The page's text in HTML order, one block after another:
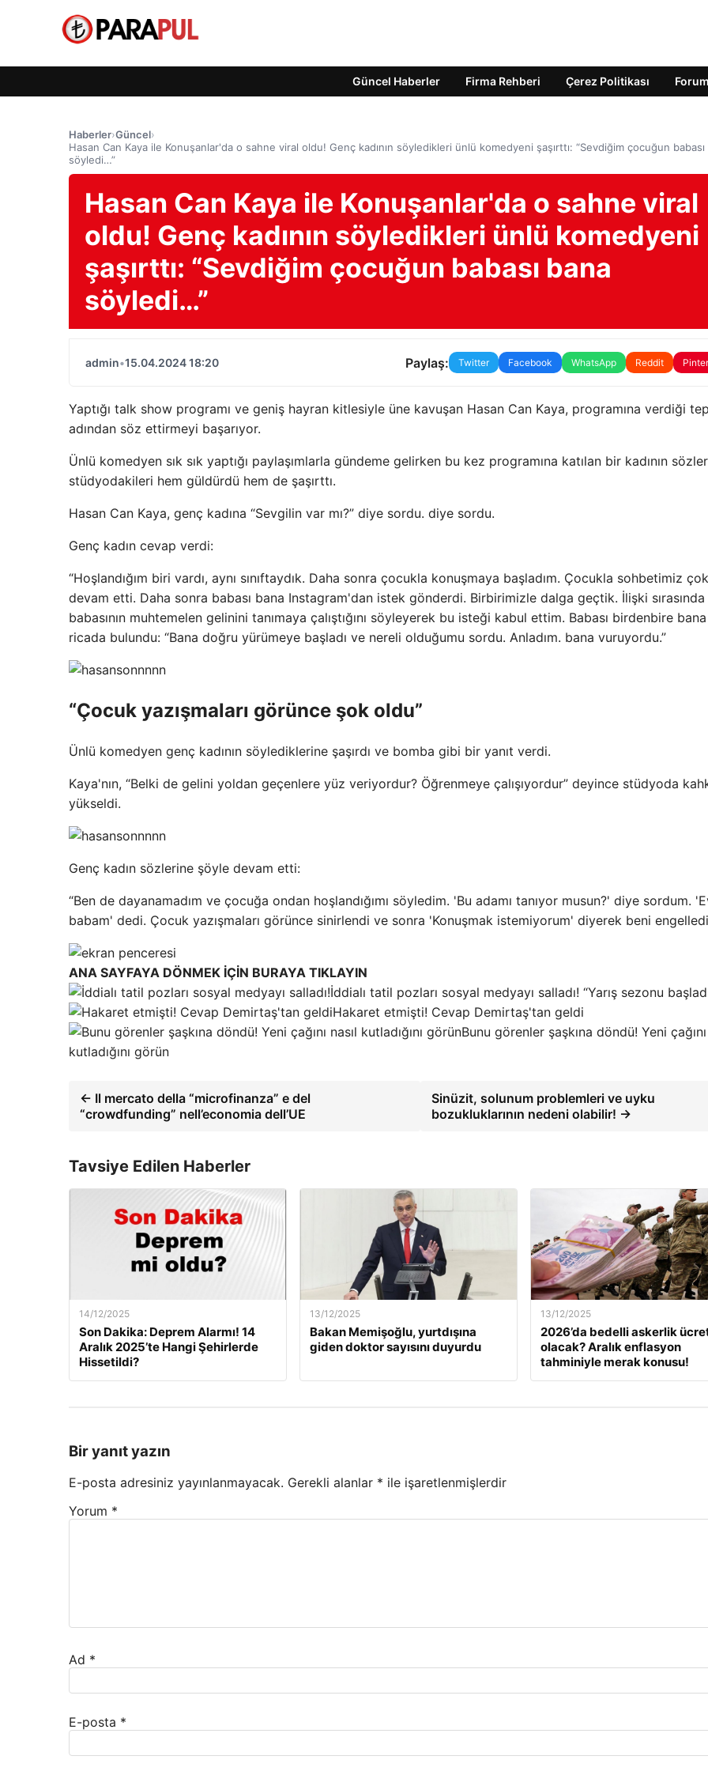
Güncel Haberler Firma Rehberi Çerez Politikası Forum
Haberler›Güncel›
Hasan Can Kaya ile Konuşanlar'da o sahne viral oldu! Genç kadının söyledikleri ünlü komedyeni şaşırttı: “Sevdiğim çocuğun babası
söyledi…”
Hasan Can Kaya ile Konuşanlar'da o sahne viral
oldu! Genç kadının söyledikleri ünlü komedyeni
şaşırttı: “Sevdiğim çocuğun babası bana
söyledi…”
admin•15.04.2024 18:20 Paylaş: Twitter Facebook WhatsApp Reddit
Yaptığı talk show programı ve geniş hayran kitlesiyle üne kavuşan Hasan Can Kaya, programına verdiği
adından söz ettirmeyi başarıyor.
Ünlü komedyen sık sık yaptığı paylaşımlarla gündeme gelirken bu kez programına katılan bir kadının
stüdyodakileri hem güldürdü hem de şaşırttı.
Hasan Can Kaya, genç kadına “Sevgilin var mı?” diye sordu. diye sordu.
Genç kadın cevap verdi:
“Hoşlandığım biri vardı, aynı sınıftaydık. Daha sonra çocukla konuşmaya başladım. Çocukla sohbetimiz çok
devam etti. Daha sonra babası bana Instagram'dan istek gönderdi. Birbirimizle dalga geçtik. İlişki sırasında
babasının muhtemelen gelinini tanımaya çalıştığını söyleyerek bu isteği kabul ettim. Babası birdenbire
ricada bulundu: “Bana doğru yürümeye başladı ve nereli olduğumu sordu. Anladım. bana vuruyordu.”
“Çocuk yazışmaları görünce şok oldu”
Ünlü komedyen genç kadının söylediklerine şaşırdı ve bomba gibi bir yanıt verdi.
Kaya'nın, “Belki de gelini yoldan geçenlere yüz veriyordur? Öğrenmeye çalışıyordur” deyince stüdyoda
yükseldi.
Genç kadın sözlerine şöyle devam etti:
“Ben de dayanamadım ve çocuğa ondan hoşlandığımı söyledim. 'Bu adamı tanıyor musun?' diye sordum.
babam' dedi. Çocuk yazışmaları görünce sinirlendi ve sonra 'Konuşmak istemiyorum' diyerek beni
ANA SAYFAYA DÖNMEK İÇİN BURAYA TIKLAYIN
İddialı tatil pozları sosyal medyayı salladı! “Yarış sezonu
Hakaret etmişti! Cevap Demirtaş'tan geldi
Bunu görenler şaşkına döndü! Yeni çağını
kutladığını görün
← Il mercato della “microfinanza” e del
“crowdfunding” nell’economia dell’UE
Sinüzit, solunum problemleri ve uyku
bozukluklarının nedeni olabilir! →
Tavsiye Edilen Haberler
14/12/2025
Son Dakika: Deprem Alarmı! 14
Aralık 2025’te Hangi Şehirlerde
Hissetildi?
13/12/2025
Bakan Memişoğlu, yurtdışına
giden doktor sayısını duyurdu
13/12/2025
2026’da bedelli askerlik
olacak? Aralık enflasyon
tahminiyle merak konusu!
Bir yanıt yazın
E-posta adresiniz yayınlanmayacak. Gerekli alanlar * ile işaretlenmişlerdir
Yorum *
Ad *
E-posta *